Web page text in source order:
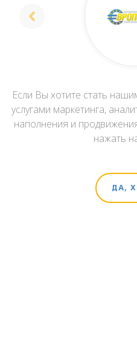
Если Вы хотите стать
услугами маркетинга,
наполнения и
нажать
ДА,